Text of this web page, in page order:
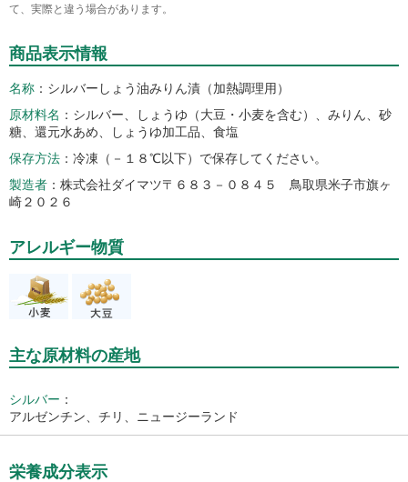
て、実際と違う場合があります。
商品表示情報
名称
シルバーしょう油みりん漬（加熱調理用）
原材料名
シルバー、しょうゆ（大豆・小麦を含む）、みりん、砂
糖、還元水あめ、しょうゆ加工品、食塩
保存方法
冷凍（－１８℃以下）で保存してください。
製造者
株式会社ダイマツ〒６８３－０８４５ 鳥取県米子市旗ヶ
崎２０２６
アレルギー物質
主な原材料の産地
シルバー ：
アルゼンチン、チリ、ニュージーランド
栄養成分表示